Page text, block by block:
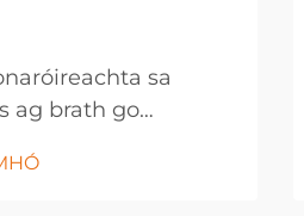
sa
ag brath go
cumhacht ar